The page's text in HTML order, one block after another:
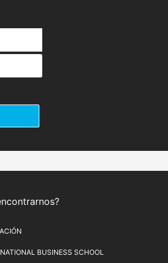
BUSINESS SCHOOL